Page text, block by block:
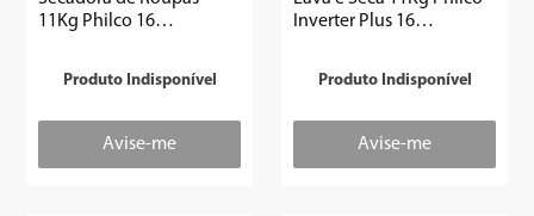
11Kg Philco 16
Produto Indisponível
Inverter Plus 16
Produto Indisponível